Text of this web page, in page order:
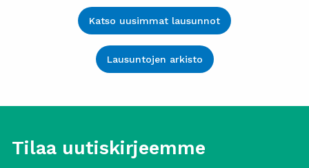
Katso uusimmat lausunnot
Lausuntojen arkisto
Tilaa uutiskirjeemme